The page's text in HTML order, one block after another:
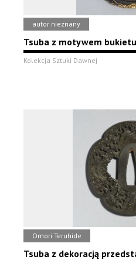
autor nieznany
Tsuba z motywem
Kolekcja Sztuki Dawnej
Omori Teruhide
Tsuba z dekoracją